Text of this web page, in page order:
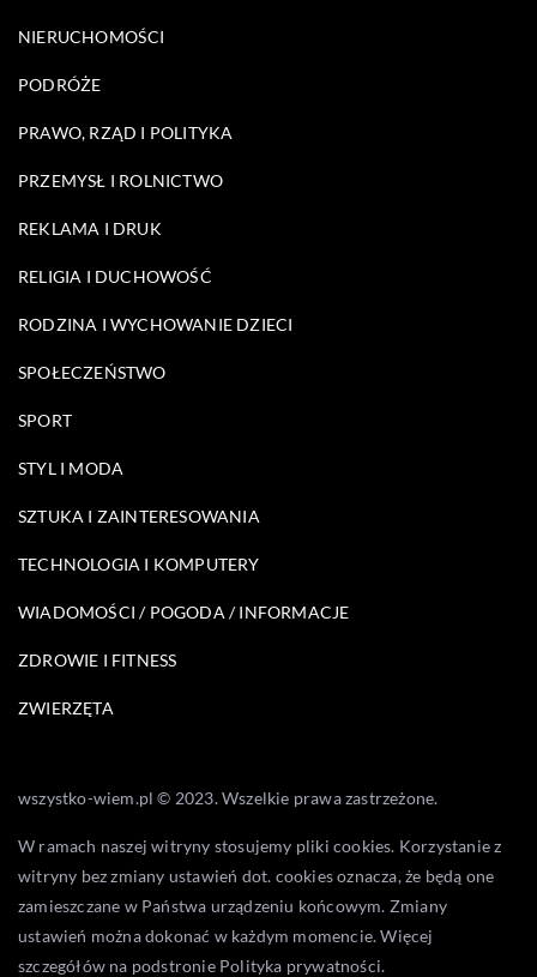
NIERUCHOMOŚCI
PODRÓŻE
PRAWO, RZĄD I POLITYKA
PRZEMYSŁ I ROLNICTWO
REKLAMA I DRUK
RELIGIA I DUCHOWOŚĆ
RODZINA I WYCHOWANIE DZIECI
SPOŁECZEŃSTWO
SPORT
STYL I MODA
SZTUKA I ZAINTERESOWANIA
TECHNOLOGIA I KOMPUTERY
WIADOMOŚCI / POGODA / INFORMACJE
ZDROWIE I FITNESS
ZWIERZĘTA
wszystko-wiem.pl © 2023. Wszelkie prawa zastrzeżone.
W ramach naszej witryny stosujemy pliki cookies. Korzystanie z
witryny bez zmiany ustawień dot. cookies oznacza, że będą one
zamieszczane w Państwa urządzeniu końcowym. Zmiany
ustawień można dokonać w każdym momencie. Więcej
szczegółów na podstronie Polityka prywatności.